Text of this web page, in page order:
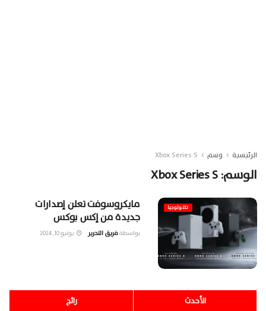
الرئيسية وسم Xbox Series S
الوسم:Xbox Series S
تكنولوجيا
مايكروسوفت تعلن إصدارات
جديدة من إكس بوكس
بواسطةفريق التحرير يونيو 10, 2024
رائج الأحدث